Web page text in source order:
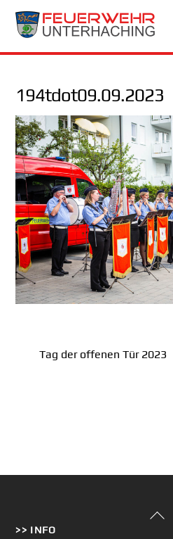
Skip
194tdot09.09.2023
Tag der offenen Tür 2023
Back
>> INFO